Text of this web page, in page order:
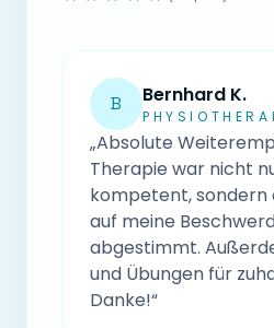
B Bernhard K.
„Absolute
Therapie war nicht
kompetent, sondern
auf meine
abgestimmt.
und Übungen für
Danke!“